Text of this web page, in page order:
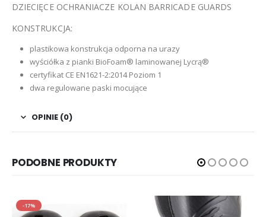
DZIECIĘCE OCHRANIACZE KOLAN BARRICADE GUARDS
KONSTRUKCJA:
plastikowa konstrukcja odporna na urazy
wyściółka z pianki BioFoam® laminowanej Lycrą®
certyfikat CE EN1621-2:2014 Poziom 1
dwa regulowane paski mocujące
OPINIE (0)
PODOBNE PRODUKTY
-17%